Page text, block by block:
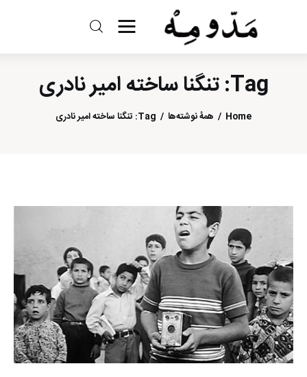
Tag: تنگنا ساخته امیر نادری
Home همهٔ نوشته‌ها Tag: تنگنا ساخته امیر نادری
مد و مه
ادبیات
سینما
درباره ما